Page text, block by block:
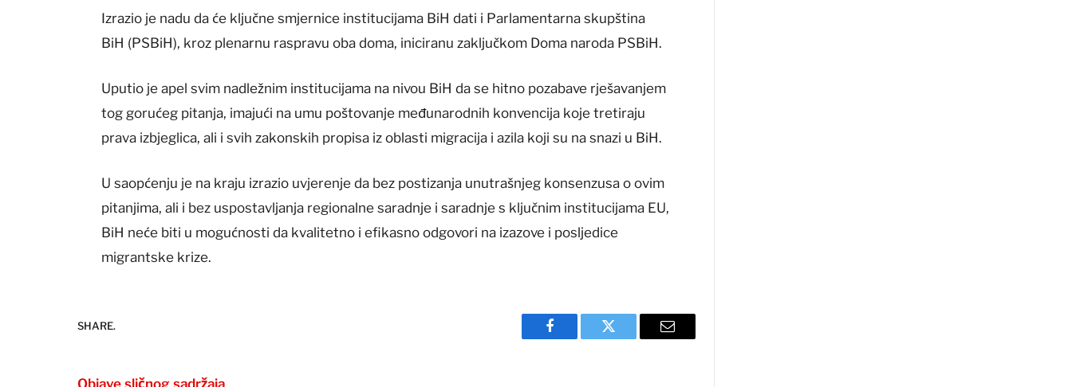
Izrazio je nadu da će ključne smjernice institucijama BiH dati i Parlamentarna skupština
BiH (PSBiH), kroz plenarnu raspravu oba doma, iniciranu zaključkom Doma naroda PSBiH.
Uputio je apel svim nadležnim institucijama na nivou BiH da se hitno pozabave rješavanjem
tog gorućeg pitanja, imajući na umu poštovanje međunarodnih konvencija koje tretiraju
prava izbjeglica, ali i svih zakonskih propisa iz oblasti migracija i azila koji su na snazi u BiH.
U saopćenju je na kraju izrazio uvjerenje da bez postizanja unutrašnjeg konsenzusa o ovim
pitanjima, ali i bez uspostavljanja regionalne saradnje i saradnje s ključnim institucijama EU,
BiH neće biti u mogućnosti da kvalitetno i efikasno odgovori na izazove i posljedice
migrantske krize.
SHARE.
Facebook Twitter Email
Objave sličnog sadržaja